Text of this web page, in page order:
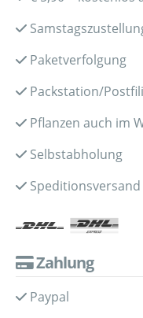
Paketverfolgung
Packstation/
Pflanzen auch im
Selbstabholung
Speditionsversand
Zahlung
Paypal